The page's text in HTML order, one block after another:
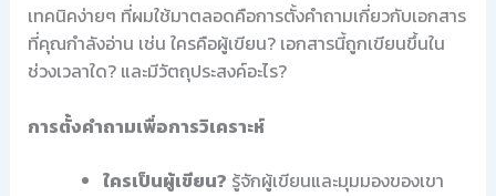
เทคนิคง่ายๆ ที่ผมใช้มาตลอดคือการตั้งคำถามเกี่ยวกับเอกสาร
ที่คุณกำลังอ่าน เช่น ใครคือผู้เขียน? เอกสารนี้ถูกเขียนขึ้นใน
ช่วงเวลาใด? และมีวัตถุประสงค์อะไร?
การตั้งคำถามเพื่อการวิเคราะห์
ใครเป็นผู้เขียน? รู้จักผู้เขียนและมุมมองของเขา